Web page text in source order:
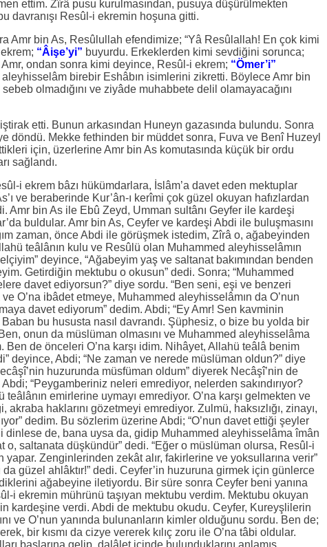
ettim. Zîrâ pusu kurulmasından, pusuya düşürülmekten
davranışı Resûl-i ekremin hoşuna gitti.
Amr bin As, Resûlullah efendimize; “Yâ Resûlallah! En çok kimi
“Âişe’yi” buyurdu. Erkeklerden kimi sevdiğini sorunca;
Amr, ondan sonra kimi deyince, Resûl-i ekrem; “Ömer’i”
birebir Eshâbın isimlerini zikretti. Böylece Amr bin
olmadığını ve ziyâde muhabbete delil olamayacağını
etti. Bunun arkasından Huneyn gazasında bulundu. Sonra
döndü. Mekke fethinden bir müddet sonra, Fuva ve Benî Huzeyl
için, üzerlerine Amr bin As komutasında küçük bir ordu
sağlandı.
i ekrem bâzı hükümdarlara, İslâm’a davet eden mektuplar
ve beraberinde Kur’ân-ı kerîmi çok güzel okuyan hafızlardan
Amr bin As ile Ebû Zeyd, Umman sultânı Geyfer ile kardeşi
buldular. Amr bin As, Ceyfer ve kardeşi Abdi ile buluşmasını
zaman, önce Abdi ile görüşmek istedim, Zîrâ o, ağabeyinden
teâlânın kulu ve Resûlü olan Muhammed aleyhisselâmın
deyince, “Ağabeyim yaş ve saltanat bakımından benden
Getirdiğin mektubu o okusun” dedi. Sonra; “Muhammed
davet ediyorsun?” diye sordu. “Ben seni, eşi ve benzeri
O’na ibâdet etmeye, Muhammed aleyhisselâmın da O’nun
davet ediyorum” dedim. Abdi; “Ey Amr! Sen kavminin
bu hususta nasıl davrandı. Şüphesiz, o bize bu yolda bir
onun da müslüman olmasını ve Muhammed aleyhisselâma
Ben de önceleri O’na karşı idim. Nihâyet, Allahü teâlâ benim
deyince, Abdi; “Ne zaman ve nerede müslüman oldun?” diye
huzurunda müsfüman oldum” diyerek Necâşî’nin de
“Peygamberiniz neleri emrediyor, nelerden sakındırıyor?
teâlânın emirlerine uymayı emrediyor. O’na karşı gelmekten ve
akraba haklarını gözetmeyi emrediyor. Zulmü, haksızlığı, zinayı,
dedim. Bu sözlerim üzerine Abdi; “O’nun davet ettiği şeyler
dinlese de, bana uysa da, gidip Muhammed aleyhisselâma îmân
o, saltanata düşkündür” dedi. “Eğer o müslüman olursa, Resûl-i
Zenginlerinden zekât alır, fakirlerine ve yoksullarına verir”
güzel ahlâktır!” dedi. Ceyfer’in huzuruna girmek için günlerce
ağabeyine iletiyordu. Bir süre sonra Ceyfer beni yanına
i ekremin mührünü taşıyan mektubu verdim. Mektubu okuyan
kardeşine verdi. Abdi de mektubu okudu. Ceyfer, Kureyşlilerin
ve O’nun yanında bulunanların kimler olduğunu sordu. Ben de;
bir kısmı da cizye vererek kılıç zoru ile O’na tâbi oldular.
başlarına gelip, dalâlet içinde bulunduklarını anlamış,